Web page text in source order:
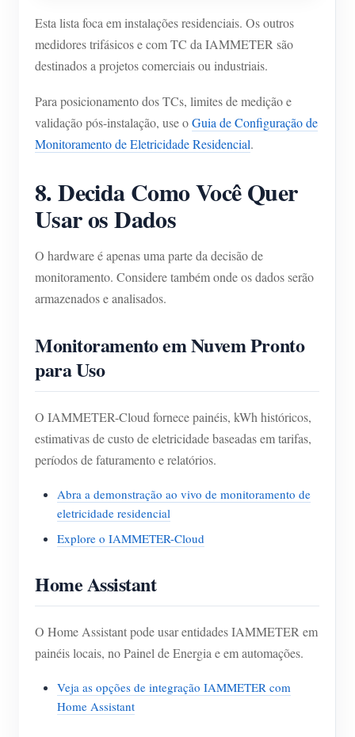
Esta lista foca em instalações residenciais. Os outros
medidores trifásicos e com TC da IAMMETER são
destinados a projetos comerciais ou industriais.
Para posicionamento dos TCs, limites de medição e
validação pós-instalação, use oGuia de Configuração de
Monitoramento de Eletricidade Residencial.
8. Decida Como Você Quer
Usar os Dados
O hardware é apenas uma parte da decisão de
monitoramento. Considere também onde os dados serão
armazenados e analisados.
Monitoramento em Nuvem Pronto
para Uso
O IAMMETER-Cloud fornece painéis, kWh históricos,
estimativas de custo de eletricidade baseadas em tarifas,
períodos de faturamento e relatórios.
Abra a demonstração ao vivo de monitoramento de
eletricidade residencial
Explore o IAMMETER-Cloud
Home Assistant
O Home Assistant pode usar entidades IAMMETER em
painéis locais, no Painel de Energia e em automações.
Veja as opções de integração IAMMETER com
Home Assistant